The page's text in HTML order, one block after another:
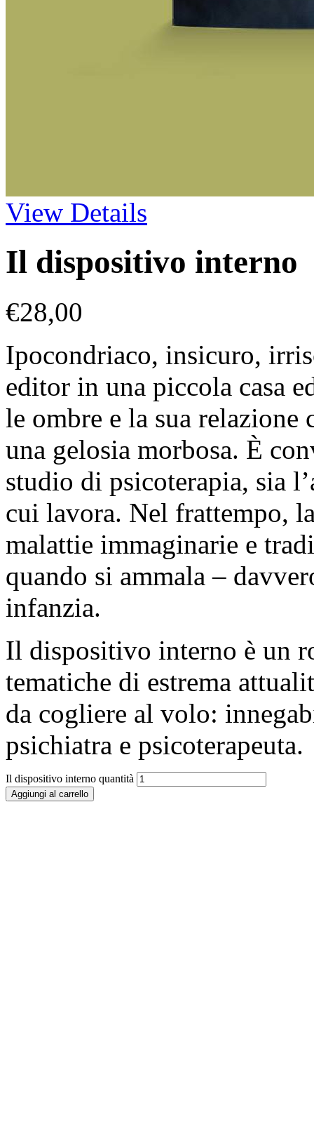
View Details
Il dispositivo interno
€28,00
Ipocondriaco, insicuro,
editor in una piccola casa
le ombre e la sua relazione
una gelosia morbosa. È
studio di psicoterapia, sia
cui lavora. Nel frattempo,
malattie immaginarie e
quando si ammala –
infanzia.
Il dispositivo interno è un
tematiche di estrema
da cogliere al volo:
psichiatra e psicoterapeuta.
Il dispositivo interno quantità
Aggiungi al carrello